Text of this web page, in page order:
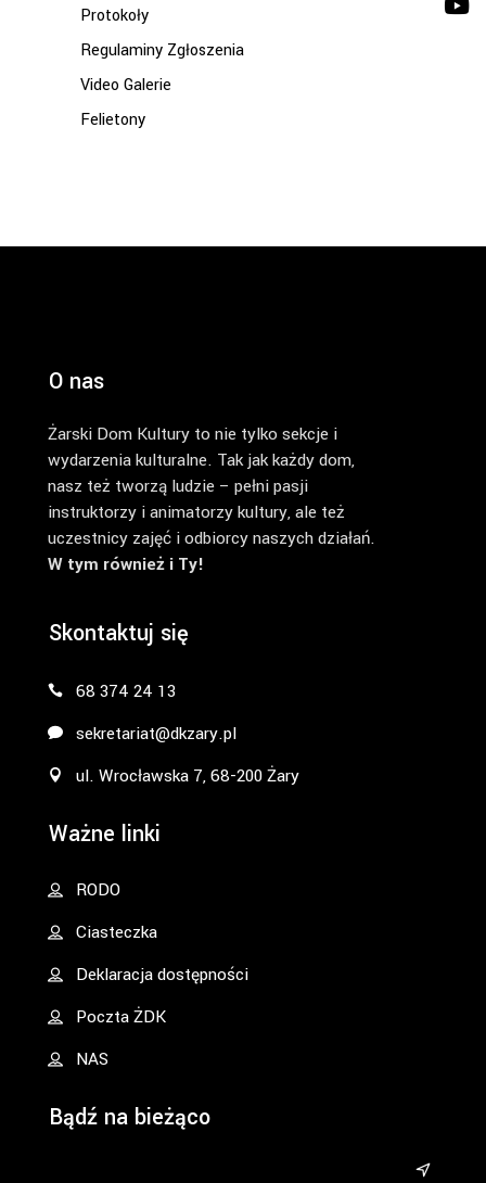
Protokoły
Regulaminy Zgłoszenia
Video Galerie
Felietony
O nas
Żarski Dom Kultury to nie tylko sekcje i
wydarzenia kulturalne. Tak jak każdy dom,
nasz też tworzą ludzie – pełni pasji
instruktorzy i animatorzy kultury, ale też
uczestnicy zajęć i odbiorcy naszych działań.
W tym również i Ty!
Skontaktuj się
68 374 24 13
sekretariat@dkzary.pl
ul. Wrocławska 7, 68-200 Żary
Ważne linki
RODO
Ciasteczka
Deklaracja dostępności
Poczta ŻDK
NAS
Bądź na bieżąco
&